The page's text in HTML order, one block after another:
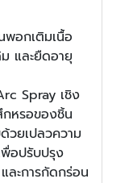
อกเติมเนื้อ
และยืดอายุ
Spray เชิง
หรอของชิ้น
วยเปลวความ
อปรับปรุง
ละการกัดกร่อน